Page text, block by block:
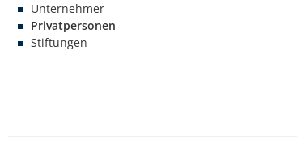
Unternehmer
Privatpersonen
Stiftungen